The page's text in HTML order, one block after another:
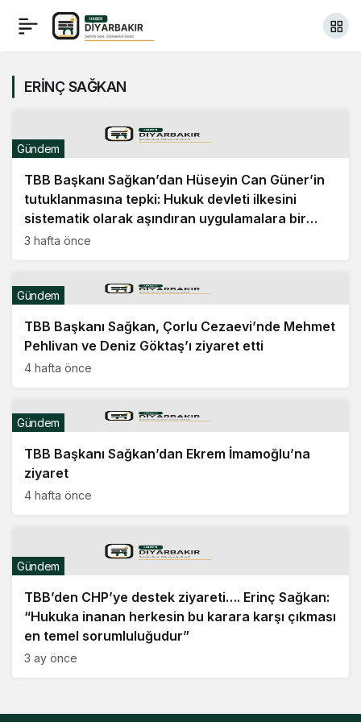
ERİNÇ SAĞKAN
TBB Başkanı Sağkan’dan Hüseyin Can Güner’in
tutuklanmasına tepki: Hukuk devleti ilkesini
sistematik olarak aşındıran uygulamalara bir
halka daha eklendi
Gündem
3 hafta önce
TBB Başkanı Sağkan, Çorlu Cezaevi’nde Mehmet
Pehlivan ve Deniz Göktaş’ı ziyaret etti
Gündem
4 hafta önce
TBB Başkanı Sağkan’dan Ekrem İmamoğlu’na
ziyaret
Gündem
4 hafta önce
TBB’den CHP’ye destek ziyareti…. Erinç Sağkan:
“Hukuka inanan herkesin bu karara karşı çıkması
en temel sorumluluğudur”
Gündem
3 ay önce